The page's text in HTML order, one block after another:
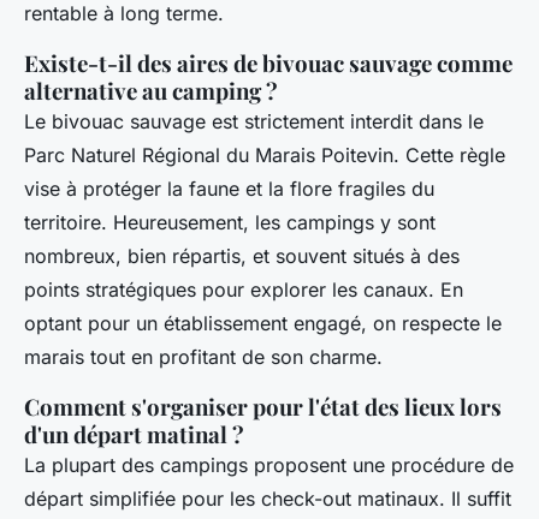
rentable à long terme.
Existe-t-il des aires de bivouac sauvage comme
alternative au camping ?
Le bivouac sauvage est strictement interdit dans le
Parc Naturel Régional du Marais Poitevin. Cette règle
vise à protéger la faune et la flore fragiles du
territoire. Heureusement, les campings y sont
nombreux, bien répartis, et souvent situés à des
points stratégiques pour explorer les canaux. En
optant pour un établissement engagé, on respecte le
marais tout en profitant de son charme.
Comment s'organiser pour l'état des lieux lors
d'un départ matinal ?
La plupart des campings proposent une procédure de
départ simplifiée pour les check-out matinaux. Il suffit